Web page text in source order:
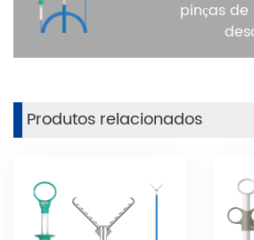
pinças de
Produtos relacionados